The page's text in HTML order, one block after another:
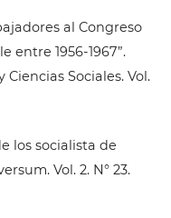
al Congreso
entre 1956-1967”.
Sociales. Vol.
los socialista de
Vol. 2. N° 23.